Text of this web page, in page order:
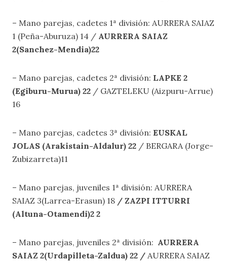
– Mano parejas, cadetes 1ª división: AURRERA SAIAZ
1 (Peña-Aburuza) 14 / AURRERA SAIAZ
2(Sanchez-Mendia)22
– Mano parejas, cadetes 2ª división: LAPKE 2
(Egiburu-Murua) 22 / GAZTELEKU (Aizpuru-Arrue)
16
– Mano parejas, cadetes 3ª división: EUSKAL
JOLAS (Arakistain-Aldalur) 22 / BERGARA (Jorge-
Zubizarreta)11
– Mano parejas, juveniles 1ª división: AURRERA
SAIAZ 3(Larrea-Erasun) 18 / ZAZPI ITTURRI
(Altuna-Otamendi)2 2
– Mano parejas, juveniles 2ª división: AURRERA
SAIAZ 2(Urdapilleta-Zaldua) 22 / AURRERA SAIAZ